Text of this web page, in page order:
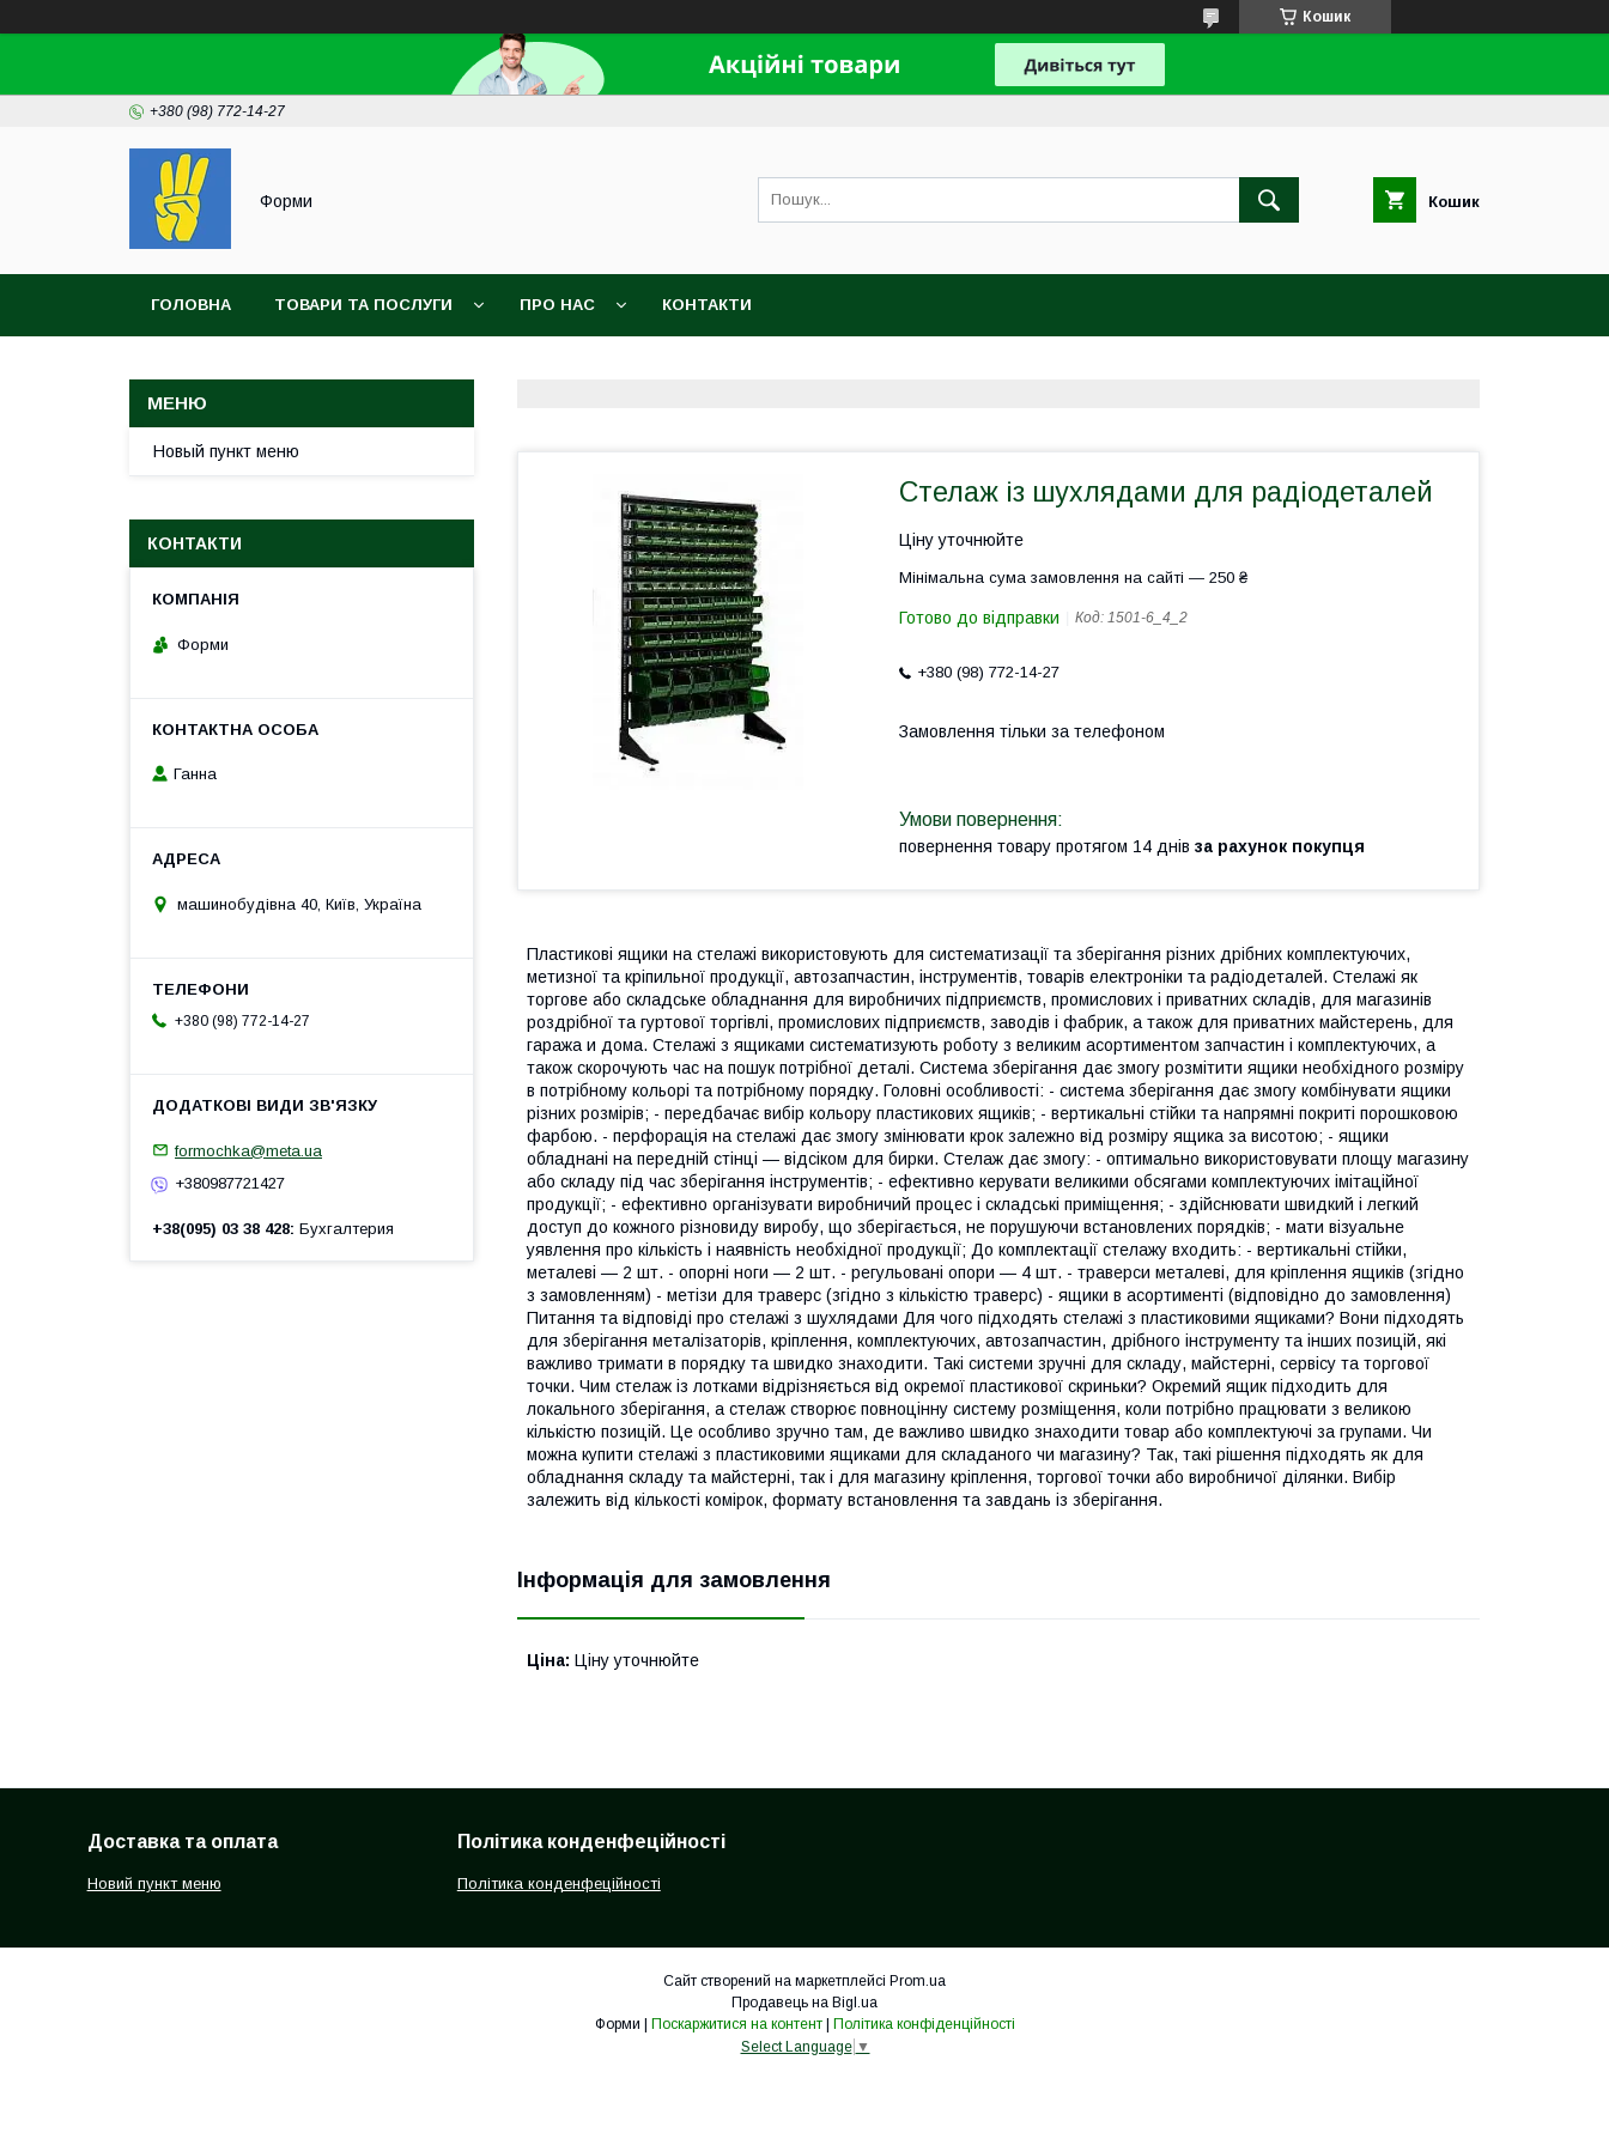
Кошик
+380 (98) 772-14-27
Форми Кошик
ГОЛОВНА ТОВАРИ ТА ПОСЛУГИ ПРО НАС КОНТАКТИ
Стелаж із шухлядами для радіодеталей
Ціну уточнюйте
Мінімальна сума замовлення на сайті — 250 ₴
Готово до відправки Код: 1501-6_4_2
+380 (98) 772-14-27
Замовлення тільки за телефоном
повернення товару протягом 14 днів за рахунок покупця
Пластикові ящики на стелажі використовують для систематизації та зберігання різних дрібних комплектуючих,
метизної та кріпильної продукції, автозапчастин, інструментів, товарів електроніки та радіодеталей. Стелажі як
торгове або складське обладнання для виробничих підприємств, промислових і приватних складів, для магазинів
роздрібної та гуртової торгівлі, промислових підприємств, заводів і фабрик, а також для приватних майстерень, для
гаража и дома. Стелажі з ящиками систематизують роботу з великим асортиментом запчастин і комплектуючих, а
також скорочують час на пошук потрібної деталі. Система зберігання дає змогу розмітити ящики необхідного розміру
в потрібному кольорі та потрібному порядку. Головні особливості: - система зберігання дає змогу комбінувати ящики
різних розмірів; - передбачає вибір кольору пластикових ящиків; - вертикальні стійки та напрямні покриті порошковою
фарбою. - перфорація на стелажі дає змогу змінювати крок залежно від розміру ящика за висотою; - ящики
обладнані на передній стінці — відсіком для бирки. Стелаж дає змогу: - оптимально використовувати площу магазину
або складу під час зберігання інструментів; - ефективно керувати великими обсягами комплектуючих імітаційної
продукції; - ефективно організувати виробничий процес і складські приміщення; - здійснювати швидкий і легкий
доступ до кожного різновиду виробу, що зберігається, не порушуючи встановлених порядків; - мати візуальне
уявлення про кількість і наявність необхідної продукції; До комплектації стелажу входить: - вертикальні стійки,
металеві — 2 шт. - опорні ноги — 2 шт. - регульовані опори — 4 шт. - траверси металеві, для кріплення ящиків (згідно
з замовленням) - метізи для траверс (згідно з кількістю траверс) - ящики в асортименті (відповідно до замовлення)
Питання та відповіді про стелажі з шухлядами Для чого підходять стелажі з пластиковими ящиками? Вони підходять
для зберігання металізаторів, кріплення, комплектуючих, автозапчастин, дрібного інструменту та інших позицій, які
важливо тримати в порядку та швидко знаходити. Такі системи зручні для складу, майстерні, сервісу та торгової
точки. Чим стелаж із лотками відрізняється від окремої пластикової скриньки? Окремий ящик підходить для
локального зберігання, а стелаж створює повноцінну систему розміщення, коли потрібно працювати з великою
кількістю позицій. Це особливо зручно там, де важливо швидко знаходити товар або комплектуючі за групами. Чи
можна купити стелажі з пластиковими ящиками для складаного чи магазину? Так, такі рішення підходять як для
обладнання складу та майстерні, так і для магазину кріплення, торгової точки або виробничої ділянки. Вибір
залежить від кількості комірок, формату встановлення та завдань із зберігання.
Інформація для замовлення
Ціна: Ціну уточнюйте
Новый пункт меню
КОНТАКТИ
Форми
Ганна
машинобудівна 40, Київ, Україна
+380 (98) 772-14-27
formochka@meta.ua
+380987721427
+38(095) 03 38 428 Бухгалтерия
Доставка та оплата
Новий пункт меню
Політика конденфеційності
Політика конденфеційності
Сайт створений на маркетплейсі Prom.ua
Продавець на Bigl.ua
Поскаржитися на контент
Політика конфіденційності
Select Language ▼